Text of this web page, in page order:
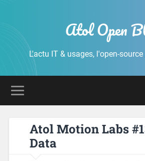
Atol Open
L'actu IT & usages, l'open-
Atol Motion Labs
Data